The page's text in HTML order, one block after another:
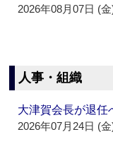
2026年08月07日 (金
人事・組織
大津賀会長が退
2026年07月24日 (金